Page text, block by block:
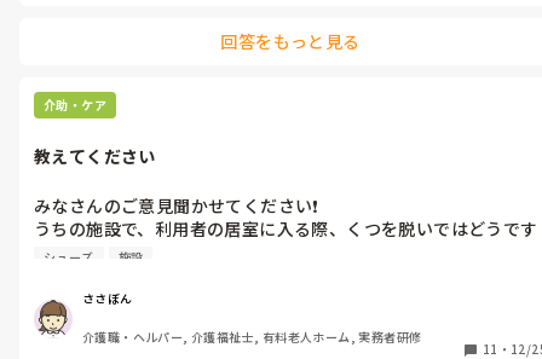
回答をもっと見る
介助・ケア
教えてください
みなさんのご意見聞かせてください❗
うちの施設で、利用者の居室に入る際、くつを脱いではどうです
かという話がありました。靴下で介助することになるらしいんで
あと、エプロンもNGと話がでていて、私はエプロン派なんです
が、みなさんどうですか？
シューズ 施設
ささぼん
介護職・ヘルパー, 介護福祉士, 有料老人ホーム, 実務者研修
11 ・ 12/